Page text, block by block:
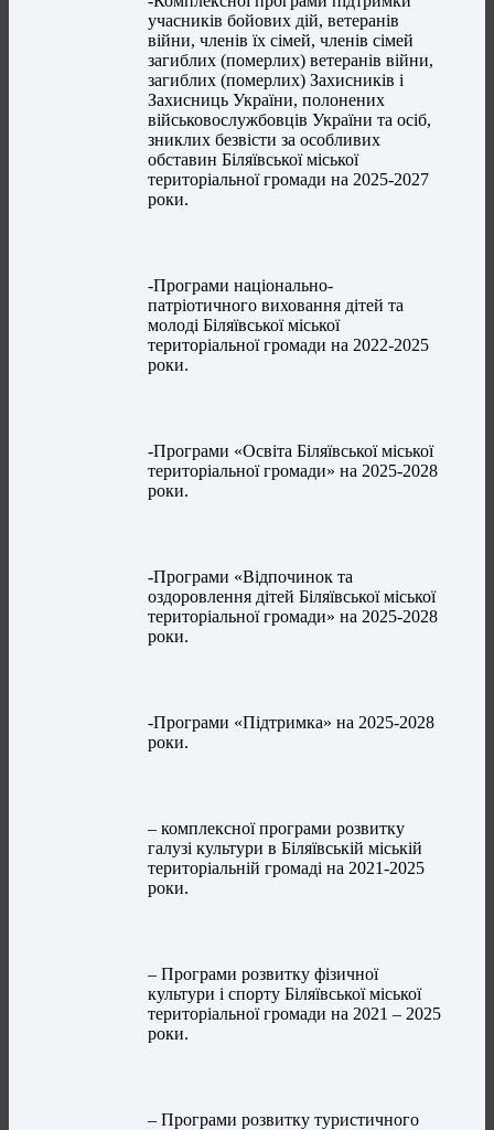
учасників бойових дій, ветеранів
війни, членів їх сімей, членів сімей
загиблих (померлих) ветеранів війни,
загиблих (померлих) Захисників і
Захисниць України, полонених
військовослужбовців України та осіб,
зниклих безвісти за особливих
обставин Біляївської міської
територіальної громади на 2025-2027
роки.
-Програми національно-
патріотичного виховання дітей та
молоді Біляївської міської
територіальної громади на 2022-2025
роки.
-Програми «Освіта Біляївської міської
територіальної громади» на 2025-2028
роки.
-Програми «Відпочинок та
оздоровлення дітей Біляївської міської
територіальної громади» на 2025-2028
роки.
-Програми «Підтримка» на 2025-2028
роки.
– комплексної програми розвитку
галузі культури в Біляївській міській
територіальній громаді на 2021-2025
роки.
– Програми розвитку фізичної
культури і спорту Біляївської міської
територіальної громади на 2021 – 2025
роки.
– Програми розвитку туристичного